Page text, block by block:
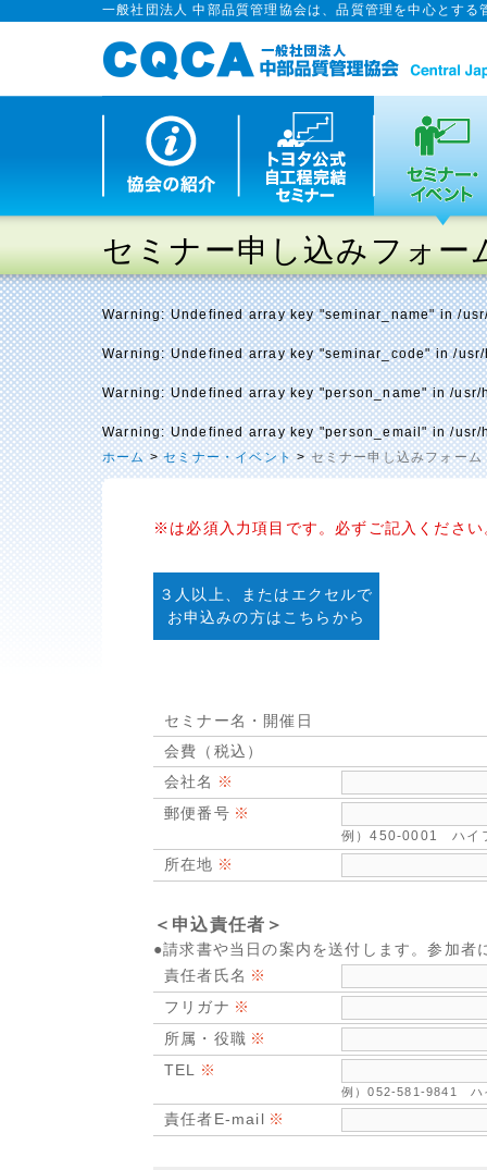
一般社団法人 中部品質管理協会は、品質管理を中心とす
セミナー申し込みフォー
Warning: Undefined array key "seminar_name" in/
Warning: Undefined array key "seminar_code" in/
Warning: Undefined array key "person_name" in/usr/
Warning: Undefined array key "person_email" in/usr/
ホーム>セミナー・イベント>セミナー申し込みフォーム
※は必須入力項目です。必ずご記入ください
３人以上、またはエクセルで
お申込みの方はこちらから
セミナー名・開催日
会費（税込）
会社名
郵便番号
例）450-0001 ハイ
所在地
＜申込責任者＞
●請求書や当日の案内を送付します。参加者
責任者氏名
フリガナ
所属・役職
TEL
例）052-581-9841 ハ
責任者E-mail